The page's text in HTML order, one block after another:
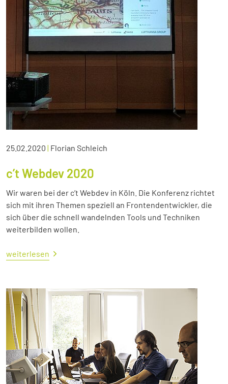
25.02.2020 | Florian Schleich
c’t Webdev 2020
Wir waren bei der c’t Webdev in Köln. Die Konferenz richtet
sich mit ihren Themen speziell an Frontendentwickler, die
sich über die schnell wandelnden Tools und Techniken
weiterbilden wollen.
weiterlesen